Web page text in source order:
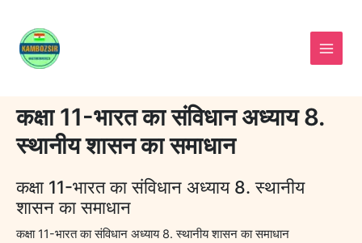
content
कक्षा 11-भारत का संविधान अध्याय 8.
स्थानीय शासन का समाधान
कक्षा 11-भारत का संविधान अध्याय 8. स्थानीय
शासन का समाधान
कक्षा 11-भारत का संविधान अध्याय 8. स्थानीय शासन का समाधान